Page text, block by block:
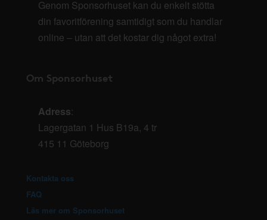
Genom Sponsorhuset kan du enkelt stötta
din favoritförening samtidigt som du handlar
online – utan att det kostar dig något extra!
Om Sponsorhuset
Adress:
Lagergatan 1 Hus B19a, 4 tr
415 11 Göteborg
Kontakta oss
FAQ
Läs mer om Sponsorhuset